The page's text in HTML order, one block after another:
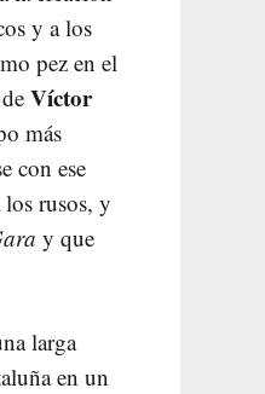
y a los
pez en el
Víctor
más
con ese
rusos, y
y que
larga
en un